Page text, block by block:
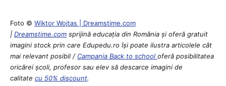
Foto © Wiktor Wojtas | Dreamstime.com
| Dreamstime.com sprijină educaţia din România şi oferă gratuit
imagini stock prin care Edupedu.ro îşi poate ilustra articolele cât
mai relevant posibil / Campania Back to school oferă posibilitatea
oricărei școli, profesor sau elev să descarce imagini de
calitate cu 50% discount.